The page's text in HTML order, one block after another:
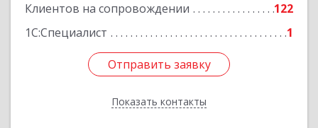
Клиентов на сопровождении
122
1С:Специалист
1
Отправить заявку
Показать контакты
Отправить заявку
Назад